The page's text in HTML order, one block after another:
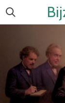
Ga
hoofdinhoud